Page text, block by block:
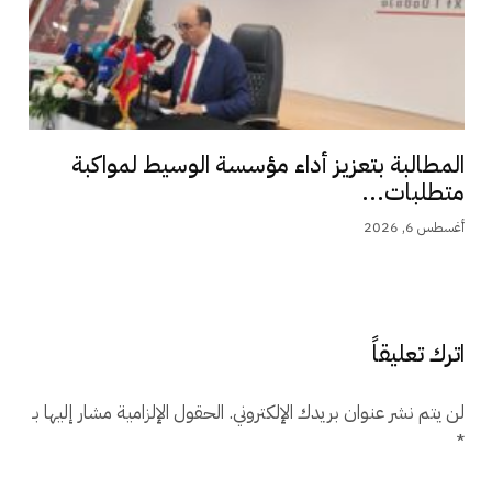
المطالبة بتعزيز أداء مؤسسة الوسيط لمواكبة
متطلبات...
أغسطس 6, 2026
اترك تعليقاً
لن يتم نشر عنوان بريدك الإلكتروني. الحقول الإلزامية مشار إليها بـ
*